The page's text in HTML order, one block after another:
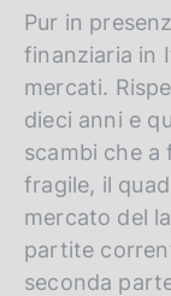
s
h
v
e
r
s
i
o
n
Pur in
finanziaria in
mercati.
dieci anni e
scambi che a
fragile, il
mercato del
partite
seconda